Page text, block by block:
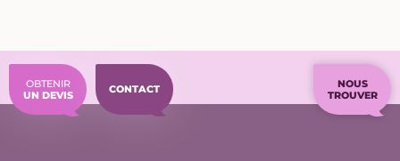
OBTENIR
UN DEVIS
CONTACT
NOUS
TROUVER